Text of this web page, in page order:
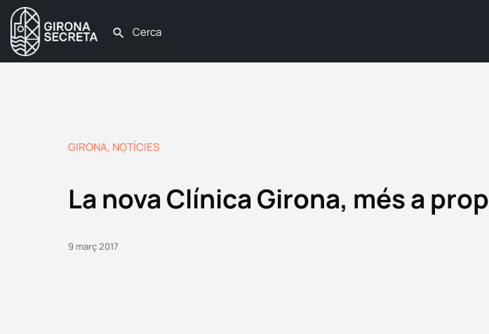
GIRONA, NOTÍCIES
La nova Clínica Girona, més a prop
9 març 2017